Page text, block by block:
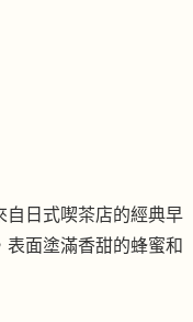
自日式喫茶店的經典早
面塗滿香甜的蜂蜜和